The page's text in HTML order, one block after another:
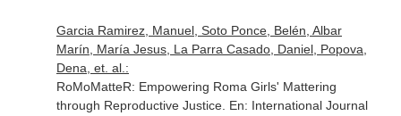
Garcia Ramirez, Manuel, Soto Ponce, Belén, Albar
Marín, María Jesus, La Parra Casado, Daniel, Popova,
Dena, et. al.:
RoMoMatteR: Empowering Roma Girls' Mattering
through Reproductive Justice. En: International Journal